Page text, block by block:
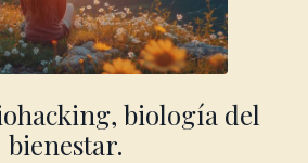
biología del
bienestar.